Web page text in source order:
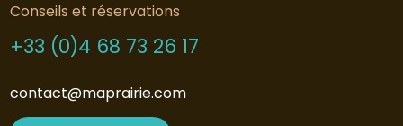
Conseils et réservations
+33 (0)4 68 73 26 17
contact@maprairie.com